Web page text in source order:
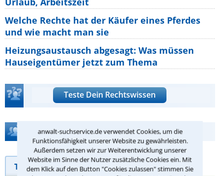
anwalt-suchservice.de verwendet Cookies, um die
Funktionsfähigkeit unserer Website zu gewährleisten.
Außerdem setzen wir zur Weiterentwicklung unserer
Website im Sinne der Nutzer zusätzliche Cookies ein. Mit
dem Klick auf den Button "Cookies zulassen" stimmen Sie
Welche Rechte hat der Käufer eines Pferdes
und wie macht man sie
Heizungsaustausch abgesagt: Was müssen
Hauseigentümer jetzt zum Thema
Teste Dein Rechtswissen
Hilfe bei Ihrer Anwaltsuche?
Telefonhilfe Beratungsanfrage